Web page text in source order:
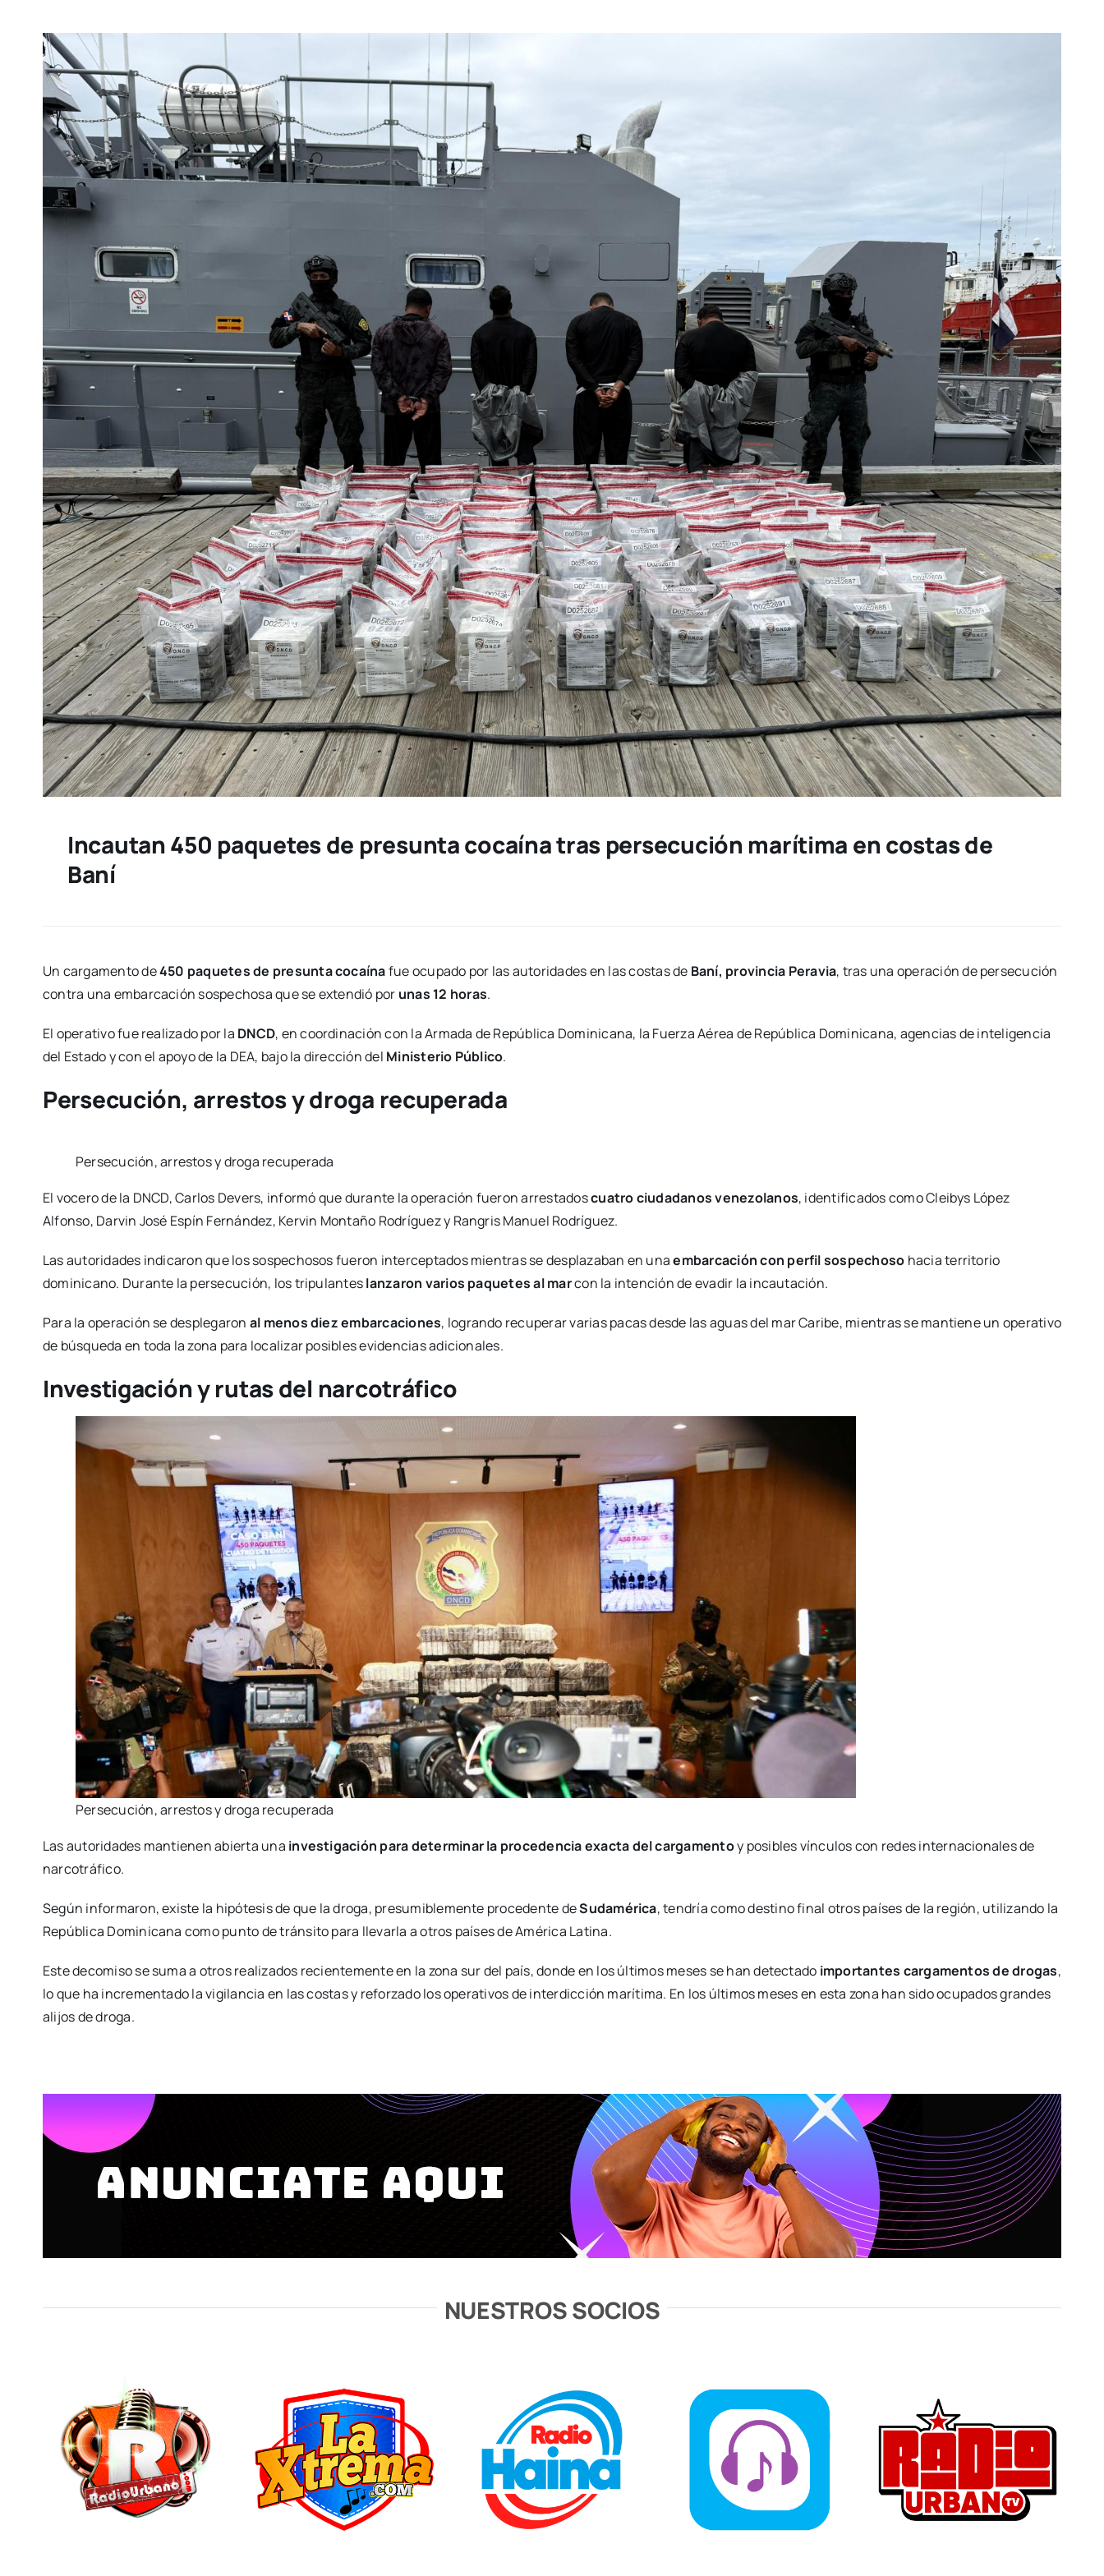
Incautan 450 paquetes de presunta cocaína tras persecución marítima en costas de
Baní
Un cargamento de450 paquetes de presunta cocaínafue ocupado por las autoridades en las costas de Baní, provincia Peravia, tras una operación de persecución
contra una embarcación sospechosa que se extendió por unas 12 horas.
El operativo fue realizado por la DNCD, en coordinación con la Armada de República Dominicana, la Fuerza Aérea de República Dominicana, agencias de inteligencia
del Estado y con el apoyo de la DEA, bajo la dirección del Ministerio Público.
Persecución, arrestos y droga recuperada
Persecución, arrestos y droga recuperada
El vocero de la DNCD, Carlos Devers, informó que durante la operación fueron arrestadoscuatro ciudadanos venezolanos, identificados como Cleibys López
Alfonso, Darvin José Espín Fernández, Kervin Montaño Rodríguez y Rangris Manuel Rodríguez.
Las autoridades indicaron que los sospechosos fueron interceptados mientras se desplazaban en unaembarcación con perfil sospechoso hacia territorio
dominicano. Durante la persecución, los tripulanteslanzaron varios paquetes al marcon la intención de evadir la incautación.
Para la operación se desplegaron al menos diez embarcaciones, logrando recuperar varias pacas desde las aguas del mar Caribe, mientras se mantiene un operativo
de búsqueda en toda la zona para localizar posibles evidencias adicionales.
Investigación y rutas del narcotráfico
Persecución, arrestos y droga recuperada
Las autoridades mantienen abierta una investigación para determinar la procedencia exacta del cargamentoy posibles vínculos con redes internacionales de
narcotráfico.
Según informaron, existe la hipótesis de que la droga, presumiblemente procedente deSudamérica, tendría como destino final otros países de la región, utilizando la
República Dominicana como punto de tránsito para llevarla a otros países de América Latina.
Este decomiso se suma a otros realizados recientemente en la zona sur del país, donde en los últimos meses se han detectado importantes cargamentos de drogas,
lo que ha incrementado la vigilancia en las costas y reforzado los operativos de interdicción marítima. En los últimos meses en esta zona han sido ocupados grandes
alijos de droga.
NUESTROS SOCIOS